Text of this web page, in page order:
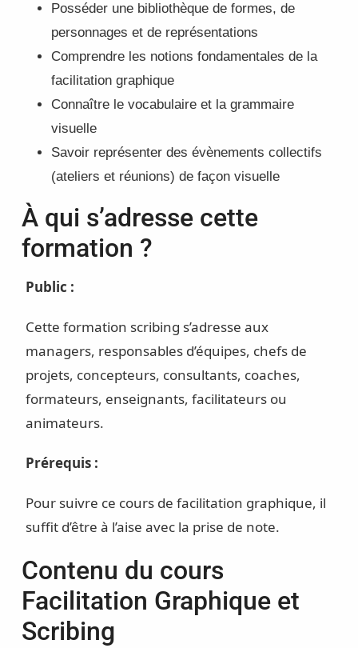
Posséder une bibliothèque de formes, de
personnages et de représentations
Comprendre les notions fondamentales de la
facilitation graphique
Connaître le vocabulaire et la grammaire
visuelle
Savoir représenter des évènements collectifs
(ateliers et réunions) de façon visuelle
À qui s’adresse cette
formation ?
Public :
Cette formation scribing s’adresse aux
managers, responsables d’équipes, chefs de
projets, concepteurs, consultants, coaches,
formateurs, enseignants, facilitateurs ou
animateurs.
Prérequis :
Pour suivre ce cours de facilitation graphique, il
suffit d’être à l’aise avec la prise de note.
Contenu du cours
Facilitation Graphique et
Scribing